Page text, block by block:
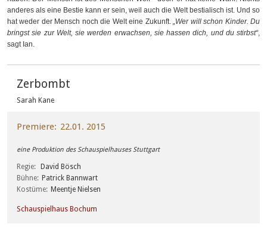
anderes als eine Bestie kann er sein, weil auch die Welt bestialisch ist. Und so
hat weder der Mensch noch die Welt eine Zukunft.„Wer will schon Kinder. Du
bringst sie zur Welt, sie werden erwachsen, sie hassen dich, und du stirbst“,
sagt Ian.
Zerbombt
Sarah Kane
Premiere 22.01. 2015
eine Produktion des Schauspielhauses Stuttgart
Regie
David Bösch
Bühne Patrick Bannwart
Kostüme Meentje Nielsen
Schauspielhaus Bochum